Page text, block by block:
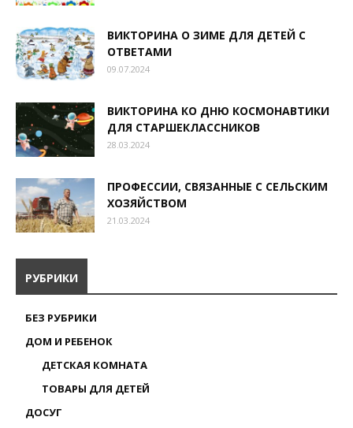
ВИКТОРИНА О ЗИМЕ ДЛЯ ДЕТЕЙ С
ОТВЕТАМИ
09.07.2024
ВИКТОРИНА КО ДНЮ КОСМОНАВТИКИ
ДЛЯ СТАРШЕКЛАССНИКОВ
28.03.2024
ПРОФЕССИИ, СВЯЗАННЫЕ С СЕЛЬСКИМ
ХОЗЯЙСТВОМ
21.03.2024
РУБРИКИ
БЕЗ РУБРИКИ
ДОМ И РЕБЕНОК
ДЕТСКАЯ КОМНАТА
ТОВАРЫ ДЛЯ ДЕТЕЙ
ДОСУГ